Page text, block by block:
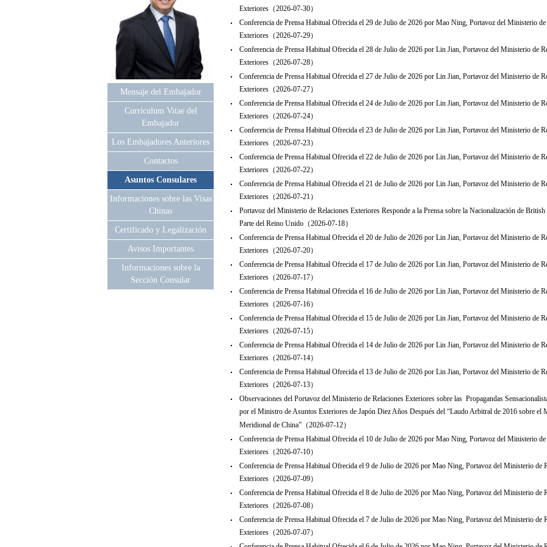
Mensaje del Embajador
Currículum Vitae del
Embajador
Los Embajadores Anteriores
Contactos
Asuntos Consulares
Informaciones sobre las Visas
Chinas
Certificado y Legalización
Avisos Importantes
Informaciones sobre la
Sección Consular
Exteriores（2026-07-30）
Conferencia de Prensa Habitual Ofrecida el 29 de Julio de 2026 por Mao Ning, Portavoz del Ministerio de
Exteriores（2026-07-29）
Conferencia de Prensa Habitual Ofrecida el 28 de Julio de 2026 por Lin Jian, Portavoz del Ministerio de
Exteriores（2026-07-28）
Conferencia de Prensa Habitual Ofrecida el 27 de Julio de 2026 por Lin Jian, Portavoz del Ministerio de
Exteriores（2026-07-27）
Conferencia de Prensa Habitual Ofrecida el 24 de Julio de 2026 por Lin Jian, Portavoz del Ministerio de
Exteriores（2026-07-24）
Conferencia de Prensa Habitual Ofrecida el 23 de Julio de 2026 por Lin Jian, Portavoz del Ministerio de
Exteriores（2026-07-23）
Conferencia de Prensa Habitual Ofrecida el 22 de Julio de 2026 por Lin Jian, Portavoz del Ministerio de
Exteriores（2026-07-22）
Conferencia de Prensa Habitual Ofrecida el 21 de Julio de 2026 por Lin Jian, Portavoz del Ministerio de
Exteriores（2026-07-21）
Portavoz del Ministerio de Relaciones Exteriores Responde a la Prensa sobre la Nacionalización de British
Parte del Reino Unido（2026-07-18）
Conferencia de Prensa Habitual Ofrecida el 20 de Julio de 2026 por Lin Jian, Portavoz del Ministerio de
Exteriores（2026-07-20）
Conferencia de Prensa Habitual Ofrecida el 17 de Julio de 2026 por Lin Jian, Portavoz del Ministerio de
Exteriores（2026-07-17）
Conferencia de Prensa Habitual Ofrecida el 16 de Julio de 2026 por Lin Jian, Portavoz del Ministerio de
Exteriores（2026-07-16）
Conferencia de Prensa Habitual Ofrecida el 15 de Julio de 2026 por Lin Jian, Portavoz del Ministerio de
Exteriores（2026-07-15）
Conferencia de Prensa Habitual Ofrecida el 14 de Julio de 2026 por Lin Jian, Portavoz del Ministerio de
Exteriores（2026-07-14）
Conferencia de Prensa Habitual Ofrecida el 13 de Julio de 2026 por Lin Jian, Portavoz del Ministerio de
Exteriores（2026-07-13）
Observaciones del Portavoz del Ministerio de Relaciones Exteriores sobre las Propagandas
por el Ministro de Asuntos Exteriores de Japón Diez Años Después del “Laudo Arbitral de 2016 sobre el
Meridional de China”（2026-07-12）
Conferencia de Prensa Habitual Ofrecida el 10 de Julio de 2026 por Mao Ning, Portavoz del Ministerio de
Exteriores（2026-07-10）
Conferencia de Prensa Habitual Ofrecida el 9 de Julio de 2026 por Mao Ning, Portavoz del Ministerio de
Exteriores（2026-07-09）
Conferencia de Prensa Habitual Ofrecida el 8 de Julio de 2026 por Mao Ning, Portavoz del Ministerio de
Exteriores（2026-07-08）
Conferencia de Prensa Habitual Ofrecida el 7 de Julio de 2026 por Mao Ning, Portavoz del Ministerio de
Exteriores（2026-07-07）